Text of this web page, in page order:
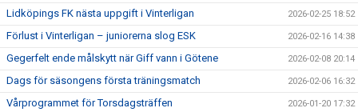
Lidköpings FK nästa uppgift i Vinterligan 2026-02-25 18:52
Förlust i Vinterligan – juniorerna slog ESK 2026-02-16 14:38
Gegerfelt ende målskytt när Giff vann i Götene 2026-02-08 20:14
Dags för säsongens första träningsmatch 2026-02-06 16:32
Vårprogrammet för Torsdagsträffen 2026-01-20 17:32